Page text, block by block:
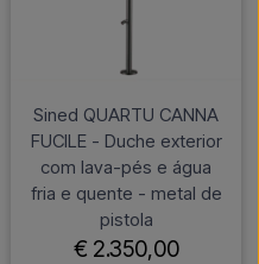
Sined QUARTU CANNA
FUCILE - Duche exterior
com lava-pés e água
fria e quente - metal de
pistola
€ 2.350,00